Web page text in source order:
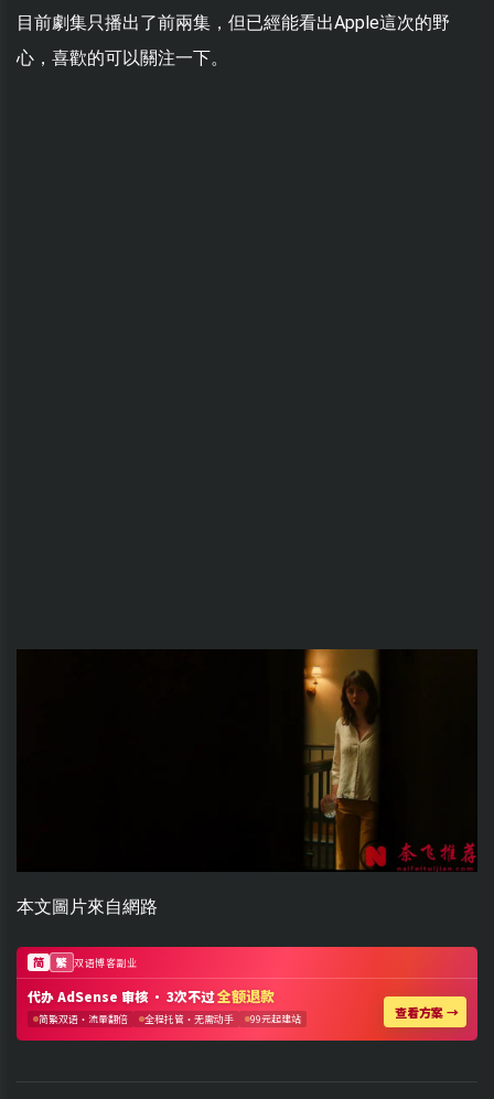
目前劇集只播出了前兩集，但已經能看出Apple這次的野
心，喜歡的可以關注一下。
本文圖片來自網路